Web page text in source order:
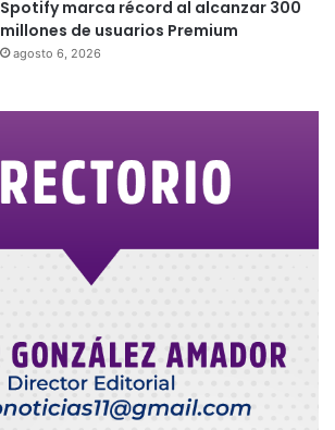
Spotify marca récord al alcanzar 300
millones de usuarios Premium
agosto 6, 2026